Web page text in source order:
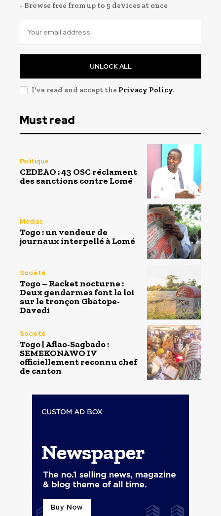
- Browse free from up to 5 devices at once
UNLOCK ALL
I've read and accept the Privacy Policy.
Must read
Politique
CEDEAO : 43 OSC réclament
des sanctions contre Lomé
Médias
Togo : un vendeur de
journaux interpellé à Lomé
Société
Togo – Racket nocturne :
Deux gendarmes font la loi
sur le tronçon Gbatope-
Davedi
Société
Togo | Aflao-Sagbado :
SEMEKONAWO IV
officiellement reconnu chef
de canton